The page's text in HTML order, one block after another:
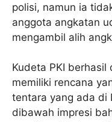
polisi, namun ia
anggota angkatan
mengambil alih
Kudeta PKI berhasil
memiliki rencana
tentara yang ada di
dibawah impresi